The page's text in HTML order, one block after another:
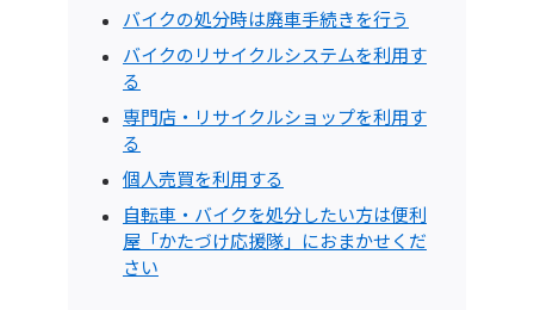
バイクの処分時は廃車手続きを行う
バイクのリサイクルシステムを利用す
る
専門店・リサイクルショップを利用す
る
個人売買を利用する
自転車・バイクを処分したい方は便利
屋「かたづけ応援隊」におまかせくだ
さい